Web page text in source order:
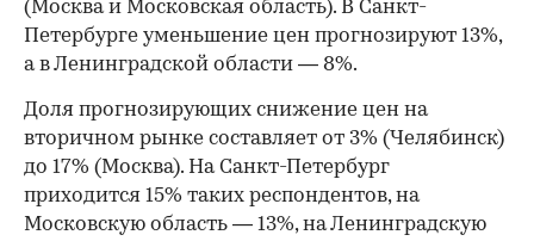
(Москва и Московская область). В Санкт-
Петербурге уменьшение цен прогнозируют 13%,
а в Ленинградской области — 8%.
Доля прогнозирующих снижение цен на
вторичном рынке составляет от 3% (Челябинск)
до 17% (Москва). На Санкт-Петербург
приходится 15% таких респондентов, на
Московскую область — 13%, на Ленинградскую